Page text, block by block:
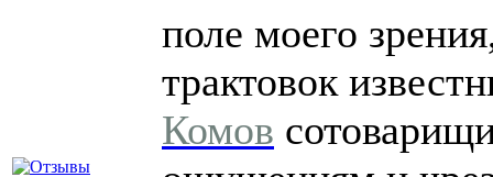
поле моего
трактовок
Комов